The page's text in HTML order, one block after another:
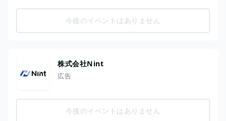
今後のイベントはありません
株式会社Nint
広告
今後のイベントはありません